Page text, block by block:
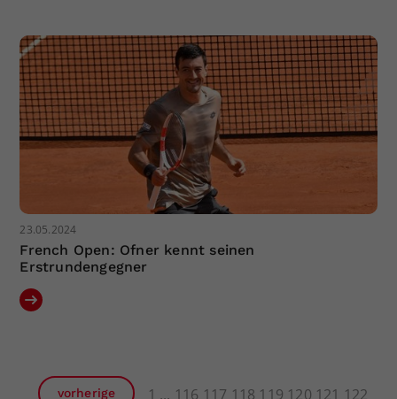
23.05.2024
French Open: Ofner kennt seinen
Erstrundengegner
vorherige 1 116 117 118 119 120 121 122